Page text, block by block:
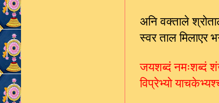
अनि वक्ताले
स्वर ताल
जयशब्दं नमःशब्दं
विप्रेभ्यो